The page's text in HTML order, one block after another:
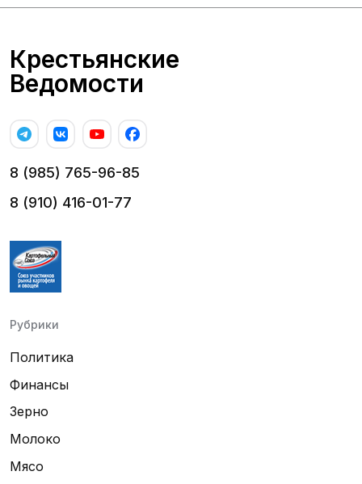
Крестьянские
Ведомости
8 (985) 765-96-85
8 (910) 416-01-77
Рубрики
Политика
Финансы
Зерно
Молоко
Мясо